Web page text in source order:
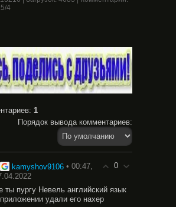
/4
: 1
Порядок вывода комментариев:
0
kamyshov9106 • 00:47,
ты пургу Невель английский язык
удали его нахер